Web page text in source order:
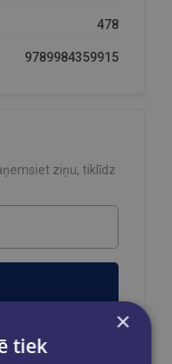
478
9789984359915
ziņu, tiklīdz
×
tiek